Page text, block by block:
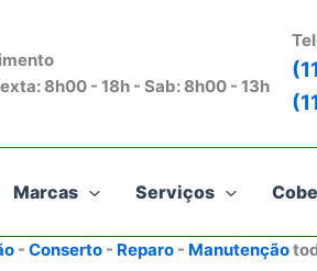
8h00 - 18h - Sab: 8h00 - 13h
Marcas Serviços
- Conserto- Reparo- Manutenção